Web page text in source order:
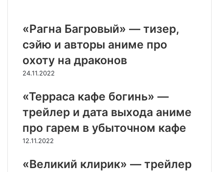
«Рагна Багровый» — тизер,
сэйю и авторы аниме про
охоту на драконов
24.11.2022
«Терраса кафе богинь» —
трейлер и дата выхода аниме
про гарем в убыточном кафе
12.11.2022
«Великий клирик» — трейлер